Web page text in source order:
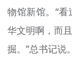
物馆新馆。“
华文明啊，而
掘。”总书记说。